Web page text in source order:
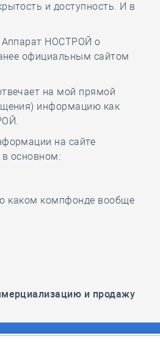
и доступность. И в
Аппарат НОСТРОЙ о
официальным сайтом
на мой прямой
информацию как
на сайте
в основном:
о каком компфонде вообще
и продажу